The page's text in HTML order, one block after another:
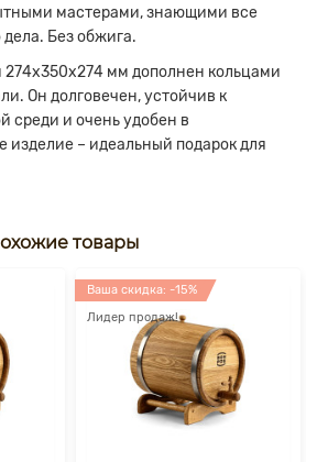
мастерами, знающими все
Без обжига.
274х350х274 мм дополнен кольцами
Он долговечен, устойчив к
среди и очень удобен в
изделие – идеальный подарок для
товары
Ваша скидка: -15%
Лидер продаж!